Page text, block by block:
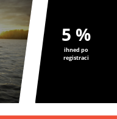
5 %
ihned po
registraci